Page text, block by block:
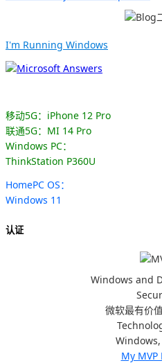
I'm Running Windows
移动5G：iPhone 12 Pro
联通5G：MI 14 Pro
Windows PC：
ThinkStation P360U
HomePC OS：
Windows 11
认证
Windows and
微软最有价
My MVP